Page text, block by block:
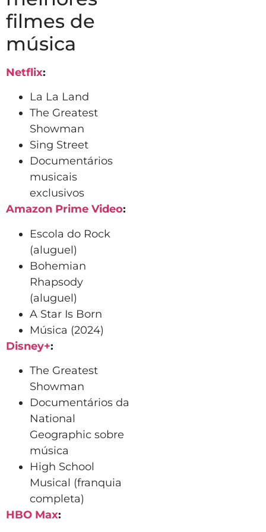
filmes de
música
Netflix:
La La Land
The Greatest
Showman
Sing Street
Documentários
musicais
exclusivos
Amazon Prime Video:
Escola do Rock
(aluguel)
Bohemian
Rhapsody
(aluguel)
A Star Is Born
Música (2024)
Disney+:
The Greatest
Showman
Documentários da
National
Geographic sobre
música
High School
Musical (franquia
completa)
HBO Max: